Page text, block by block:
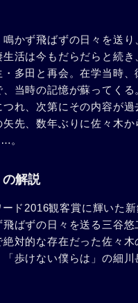
かず飛ばずの日々を送り
活は今もだらだらと続
多田と再会。在学当時
当時の記憶が蘇ってく
れ、次第にその内容が
先、数年ぶりに佐々木
。
の解説
ド2016観客賞に輝いた
ばずの日々を送る三谷
対的な存在だった佐々
歩けない僕らは」の細